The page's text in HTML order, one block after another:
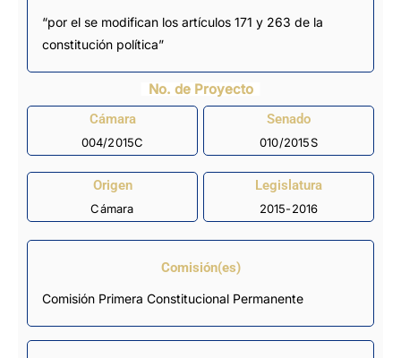
“por el se modifican los artículos 171 y 263 de la
constitución política”
No. de Proyecto
Cámara
004/2015C
Senado
010/2015S
Origen
Cámara
Legislatura
2015-2016
Comisión(es)
Comisión Primera Constitucional Permanente